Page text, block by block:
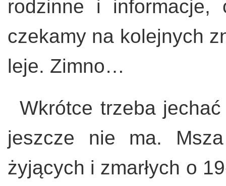
rodzinne i
czekamy na kolejnych
leje. Zimno…
Wkrótce trzeba
jeszcze nie ma.
żyjących i zmarłych o